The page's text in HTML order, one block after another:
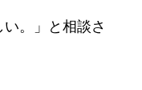
。」と相談さ